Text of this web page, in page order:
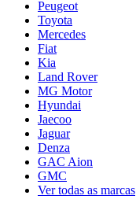
Peugeot
Toyota
Mercedes
Fiat
Kia
Land Rover
MG Motor
Hyundai
Jaecoo
Jaguar
Denza
GAC Aion
GMC
Ver todas as marcas